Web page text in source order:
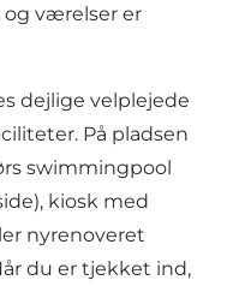
værelser er
dejlige velplejede
På pladsen
swimmingpool
kiosk med
nyrenoveret
du er tjekket ind,